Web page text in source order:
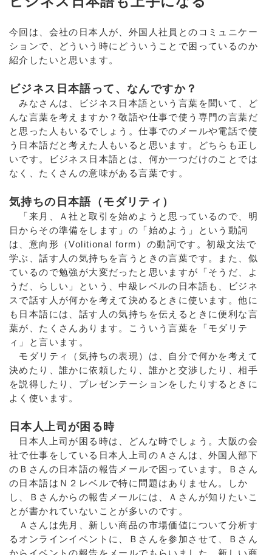
今回は、会社の日本人が、外国人社員とのコミュニケー
ションで、どういう時にどういうことで困っているのか
紹介したいと思います。
ビジネス日本語って、なんですか？
みなさんは、ビジネス日本語という言葉を聞いて、ど
んな言葉を考えますか？敬語や仕事で使う専門の言葉だ
と思った人もいるでしょう。仕事でのメールや電話で使
う日本語だと考えた人もいると思います。どちらも正し
いです。ビジネス日本語とは、何か一つだけのことでは
なく、たくさんの意味がある言葉です。
気持ちの日本語（モダリティ）
「来月、Ａ社と取引を始めようと思っているので、明
日からその準備をします」の「始めよう」という動詞
は、意向形（Volitional form）の動詞です。初級文法で
学ぶ、話す人の気持ちを言うときの言葉です。また、似
ているので勉強が大変だったと思いますが「そうだ、よ
うだ、らしい」という、中級レベルの日本語も、ビジネ
スで話す人が何かを考えて決めるときに使います。他に
も日本語には、話す人の気持ちを伝えるときに便利な言
葉が、たくさんあります。こういう言葉を「モダリテ
ィ」と言います。
モダリティ（気持ちの表現）は、自分で何かを考えて
決めたり、誰かに依頼したり、誰かと交渉したり、相手
を説得したり、プレゼンテーションをしたりするときに
よく使います。
日本人上司が困る時
日本人上司が困る時は、どんな時でしょう。大阪の会
社で仕事をしている日本人上司のＡさんは、外国人部下
のＢさんの日本語の報告メールで困っています。Ｂさん
の日本語はＮ２レベルで特に問題はありません。しか
し、Ｂさんからの報告メールには、Ａさんが知りたいこ
とが書かれていないことが多いのです。
Ａさんは先月、新しい商品の市場価値について分析す
るオンラインイベントに、Ｂさんを参加させて、Ｂさん